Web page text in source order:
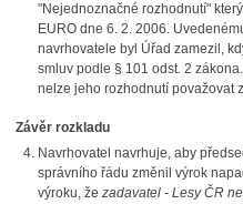
"Nejednoznačné rozhodnutí"
EURO dne 6. 2. 2006.
navrhovatele byl Úřad zamezil,
smluv podle § 101 odst. 2
nelze jeho rozhodnutí považovat
Závěr rozkladu
Navrhovatel navrhuje, aby
správního řádu změnil výrok
výroku, že zadavatel - Lesy ČR